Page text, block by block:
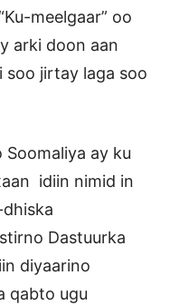
meelgaar” oo
arki doon aan
soo jirtay laga soo
ay ku
idiin nimid in
Dastuurka
diyaarino
qabto ugu